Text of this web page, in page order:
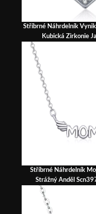
Stříbrné Náhrdelník
Kubická Zirkonie
Stříbrné Náhrdelník
Strážný Anděl